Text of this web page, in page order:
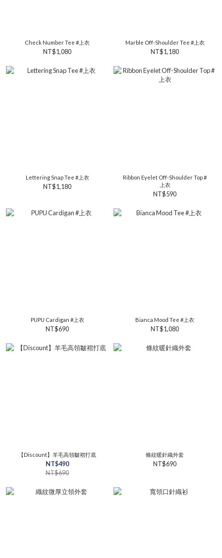
Check Number Tee #上衣
NT$1,080
Marble Off-Shoulder Tee #上衣
NT$1,180
Lettering Snap Tee #上衣
NT$1,180
Ribbon Eyelet Off-Shoulder Top #
上衣
NT$590
PUPU Cardigan #上衣
NT$690
Bianca Mood Tee #上衣
NT$1,080
【Discount】羊毛高領皺褶打底
NT$490
NT$690
條紋暖針織外套
NT$690